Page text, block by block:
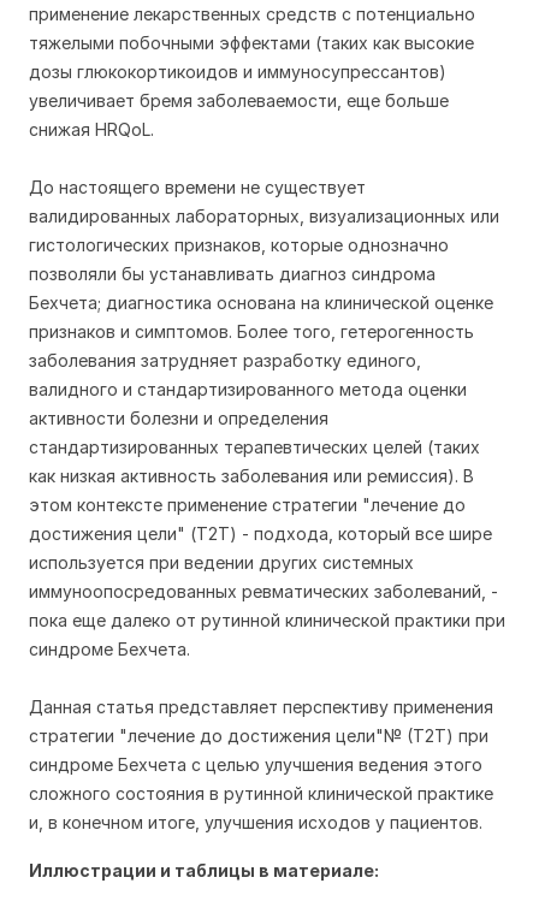
применение лекарственных средств с потенциально
тяжелыми побочными эффектами (таких как высокие
дозы глюкокортикоидов и иммуносупрессантов)
увеличивает бремя заболеваемости, еще больше
снижая HRQoL.
До настоящего времени не существует
валидированных лабораторных, визуализационных или
гистологических признаков, которые однозначно
позволяли бы устанавливать диагноз синдрома
Бехчета; диагностика основана на клинической оценке
признаков и симптомов. Более того, гетерогенность
заболевания затрудняет разработку единого,
валидного и стандартизированного метода оценки
активности болезни и определения
стандартизированных терапевтических целей (таких
как низкая активность заболевания или ремиссия). В
этом контексте применение стратегии "лечение до
достижения цели" (T2T) - подхода, который все шире
используется при ведении других системных
иммуноопосредованных ревматических заболеваний, -
пока еще далеко от рутинной клинической практики при
синдроме Бехчета.
Данная статья представляет перспективу применения
стратегии "лечение до достижения цели"№ (T2T) при
синдроме Бехчета с целью улучшения ведения этого
сложного состояния в рутинной клинической практике
и, в конечном итоге, улучшения исходов у пациентов.
Иллюстрации и таблицы в материале: